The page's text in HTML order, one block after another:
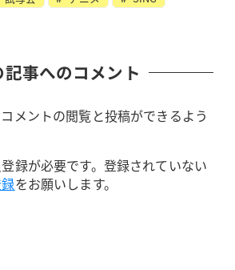
記事へのコメント
メントの閲覧と投稿ができるよう
録が必要です。登録されていない
をお願いします。